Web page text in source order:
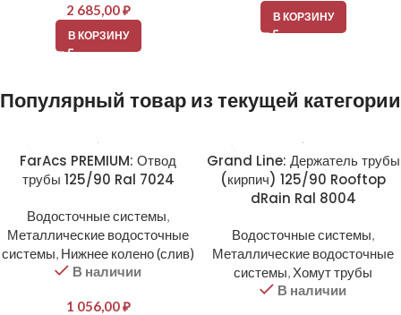
2 685,00₽
В КОРЗИНУ
В КОРЗИНУ
Популярный товар из текущей категории
FarAcs PREMIUM: Отвод
трубы 125/90 Ral 7024
Водосточные системы,
Металлические водосточные
системы, Нижнее колено (слив)
В наличии
1 056,00₽
Grand Line: Держатель трубы
(кирпич) 125/90 Rooftop
dRain Ral 8004
Водосточные системы,
Металлические водосточные
системы, Хомут трубы
В наличии